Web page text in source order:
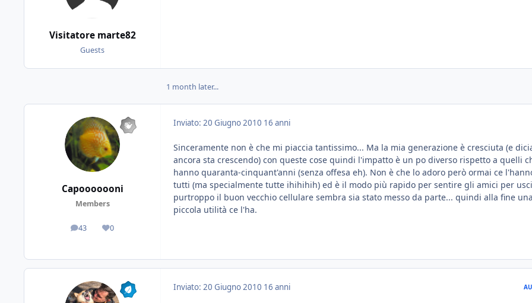
Visitatore marte82
Guests
1 month later...
Capooooooni
Members
43
messaggi0
Reputazione
Inviato: 20 Giugno 2010 16 anni
Sinceramente non è che mi piaccia tantissimo... Ma la mia generazione è cresciuta (e
ancora sta crescendo) con queste cose quindi l'impatto è un po diverso rispetto a quelli
hanno quaranta-cinquant'anni (senza offesa eh). Non è che lo adoro però ormai ce
tutti (ma specialmente tutte ihihihih) ed è il modo più rapido per sentire gli amici per
purtroppo il buon vecchio cellulare sembra sia stato messo da parte... quindi alla fine una
piccola utilità ce l'ha.
Inviato: 20 Giugno 2010 16 anni